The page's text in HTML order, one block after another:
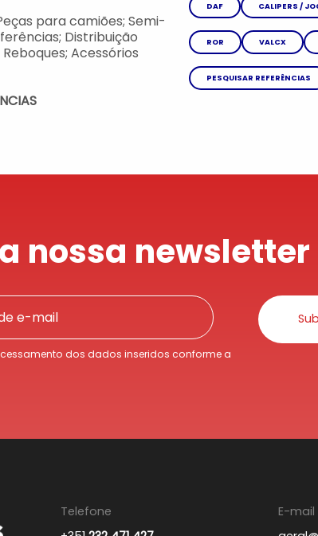
para camiões; Semi-
Distribuição
Acessórios
DAF CALIPERS /
ROR VALCX
PESQUISAR REFERÊNCIAS
nossa newsletter
dos dados inseridos conforme a
Telefone
E-mail